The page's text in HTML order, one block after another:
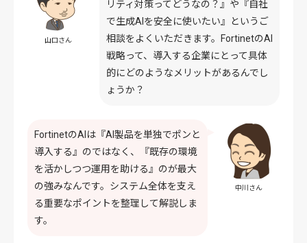
山口さん
リティ対策ってどうなの？』や『自社
で生成AIを安全に使いたい』というご
相談をよくいただきます。FortinetのAI
戦略って、導入する企業にとって具体
的にどのようなメリットがあるんでし
ょうか？
FortinetのAIは『AI製品を単独でポンと
導入する』のではなく、『既存の環境
を活かしつつ運用を助ける』のが最大
の強みなんです。システム全体を支え
る重要なポイントを整理して解説しま
す。
中川さん